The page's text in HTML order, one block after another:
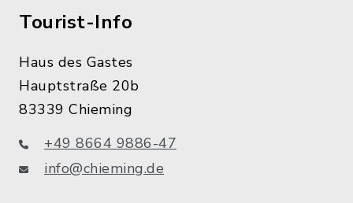
Tourist-Info
Haus des Gastes
Hauptstraße 20b
83339 Chieming
+49 8664 9886-47
info@chieming.de